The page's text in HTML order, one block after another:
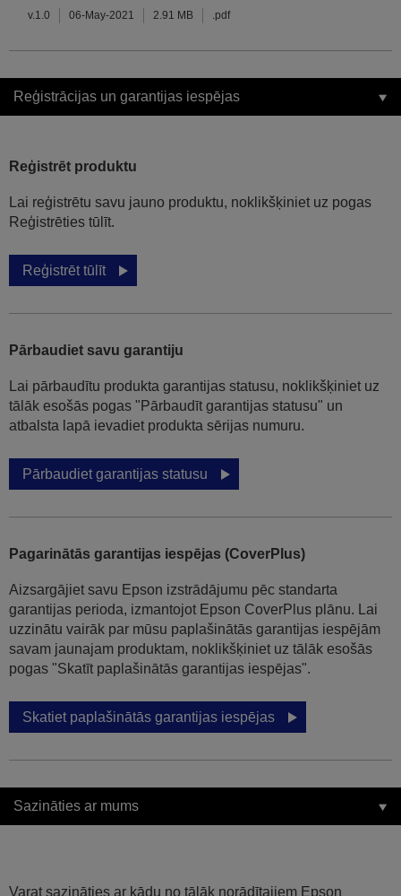
v.1.0 06-May-2021 2.91 MB .pdf
Reģistrācijas un garantijas iespējas
Reģistrēt produktu
Lai reģistrētu savu jauno produktu, noklikšķiniet uz pogas
Reģistrēties tūlīt.
Reģistrēt tūlīt
Pārbaudiet savu garantiju
Lai pārbaudītu produkta garantijas statusu, noklikšķiniet uz
tālāk esošās pogas "Pārbaudīt garantijas statusu" un
atbalsta lapā ievadiet produkta sērijas numuru.
Pārbaudiet garantijas statusu
Pagarinātās garantijas iespējas (CoverPlus)
Aizsargājiet savu Epson izstrādājumu pēc standarta
garantijas perioda, izmantojot Epson CoverPlus plānu. Lai
uzzinātu vairāk par mūsu paplašinātās garantijas iespējām
savam jaunajam produktam, noklikšķiniet uz tālāk esošās
pogas "Skatīt paplašinātās garantijas iespējas".
Skatiet paplašinātās garantijas iespējas
Sazināties ar mums
Varat sazināties ar kādu no tālāk norādītajiem Epson